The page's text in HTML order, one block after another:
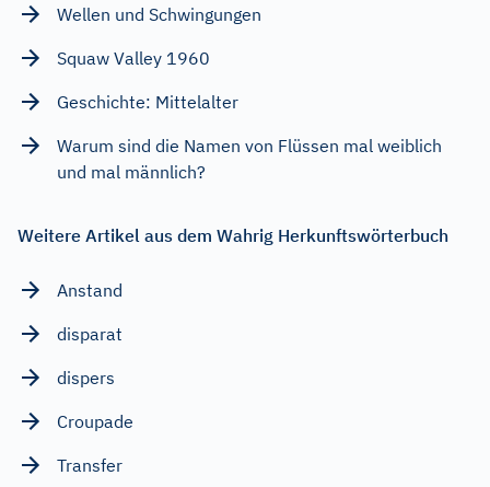
Wellen und Schwingungen
Squaw Valley 1960
Geschichte: Mittelalter
Warum sind die Namen von Flüssen mal weiblich
und mal männlich?
Weitere Artikel aus dem Wahrig Herkunftswörterbuch
Anstand
disparat
dispers
Croupade
Transfer